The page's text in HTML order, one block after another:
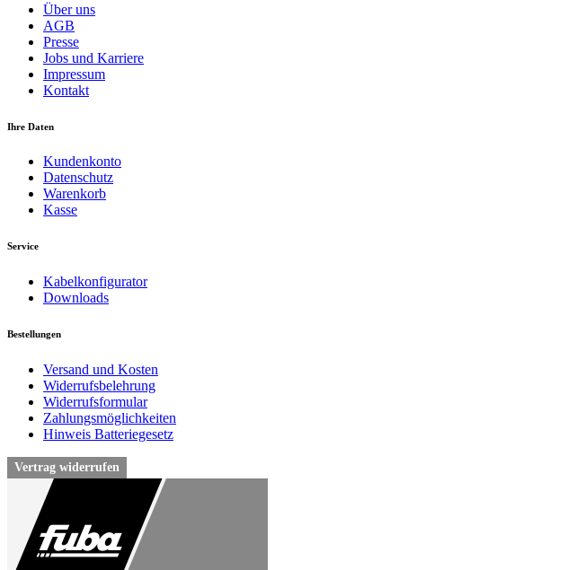
Über uns
AGB
Presse
Jobs und Karriere
Impressum
Kontakt
Ihre Daten
Kundenkonto
Datenschutz
Warenkorb
Kasse
Service
Kabelkonfigurator
Downloads
Bestellungen
Versand und Kosten
Widerrufsbelehrung
Widerrufsformular
Zahlungsmöglichkeiten
Hinweis Batteriegesetz
Vertrag widerrufen